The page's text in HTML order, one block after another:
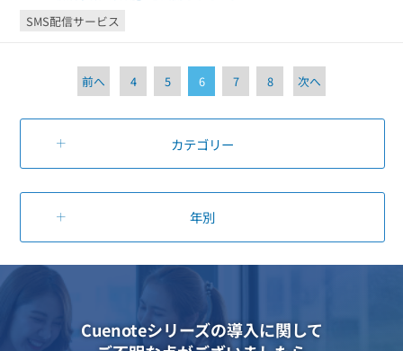
SMS配信サービス
前へ 4 5 6 7 8 次へ
カテゴリー
年別
Cuenoteシリーズの導入に関して